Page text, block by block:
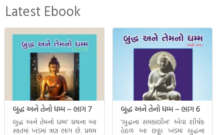
Latest Ebook
બુદ્ધ અને તેનો ધમ્મ – ભાગ 7
બુદ્ધ અને તેમનો ધમ્મ’ ગ્રંથના આ
સાતમાં ખંડમાં ત્રણ ભાગ છે. પ્રથમ
બુદ્ધ અને તેનો ધમ્મ – ભાગ 6
‘બુદ્ધના સમકાલીન’ એવા શીર્ષક
હેઠળ આ છઠ્ઠા ખંડમાં બુદ્ધના